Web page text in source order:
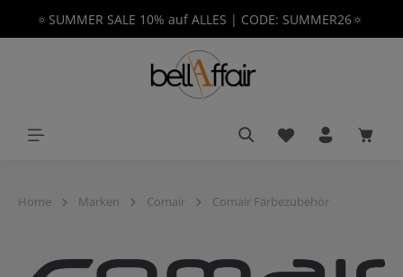
springen
🔅SUMMER SALE 10% auf ALLES | CODE: SUMMER26🔅
Du hast 0
Home Marken Comair Comair Färbezubehör